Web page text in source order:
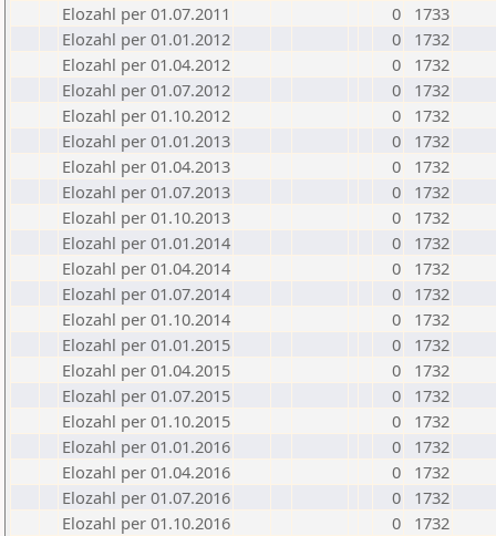
Elozahl per 01.07.2011
0
1733
Elozahl per 01.01.2012
0
1732
Elozahl per 01.04.2012
0
1732
Elozahl per 01.07.2012
0
1732
Elozahl per 01.10.2012
0
1732
Elozahl per 01.01.2013
0
1732
Elozahl per 01.04.2013
0
1732
Elozahl per 01.07.2013
0
1732
Elozahl per 01.10.2013
0
1732
Elozahl per 01.01.2014
0
1732
Elozahl per 01.04.2014
0
1732
Elozahl per 01.07.2014
0
1732
Elozahl per 01.10.2014
0
1732
Elozahl per 01.01.2015
0
1732
Elozahl per 01.04.2015
0
1732
Elozahl per 01.07.2015
0
1732
Elozahl per 01.10.2015
0
1732
Elozahl per 01.01.2016
0
1732
Elozahl per 01.04.2016
0
1732
Elozahl per 01.07.2016
0
1732
Elozahl per 01.10.2016
0 1732